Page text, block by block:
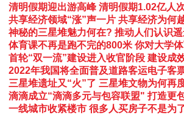
清明假期迎出游高峰 清明假期1.02亿人
共享经济领域“涨”声一片 共享经济为何
神秘的三星堆魅力何在? 推动人们认识
体育课不再是跑不完的800米 你对大学
首轮“双一流”建设进入收官阶段 建设成
2022年我国将全面普及道路客运电子客
三星堆遗址又“火”了 三星堆文物为何再
滴滴成立“滴滴多元与包容联盟" 打造更
一线城市收紧楼市 很多人买房子不是为